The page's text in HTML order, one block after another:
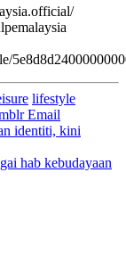
lifestyle
Email
identiti, kini
hab kebudayaan